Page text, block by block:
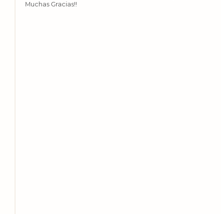
Muchas Gracias!!